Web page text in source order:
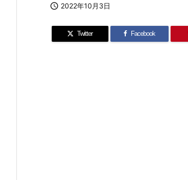
 2022年10月3日
Twitter Facebook